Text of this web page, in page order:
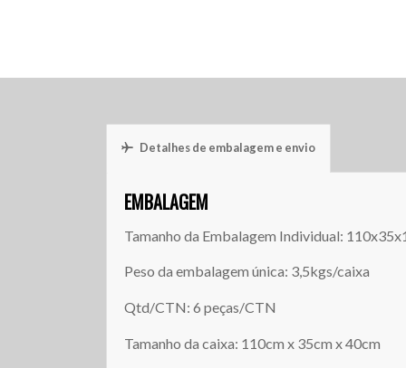
Detalhes de embalagem e envio
EMBALAGEM
Tamanho da Embalagem Individual:
Peso da embalagem única: 3,5kgs/caixa
Qtd/CTN: 6 peças/CTN
Tamanho da caixa: 110cm x 35cm x 40cm